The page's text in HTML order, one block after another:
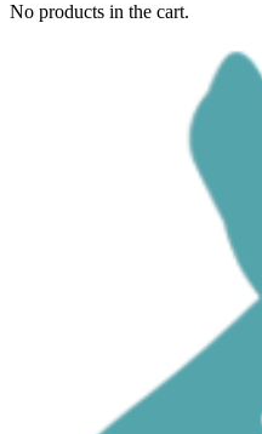
No products in the cart.